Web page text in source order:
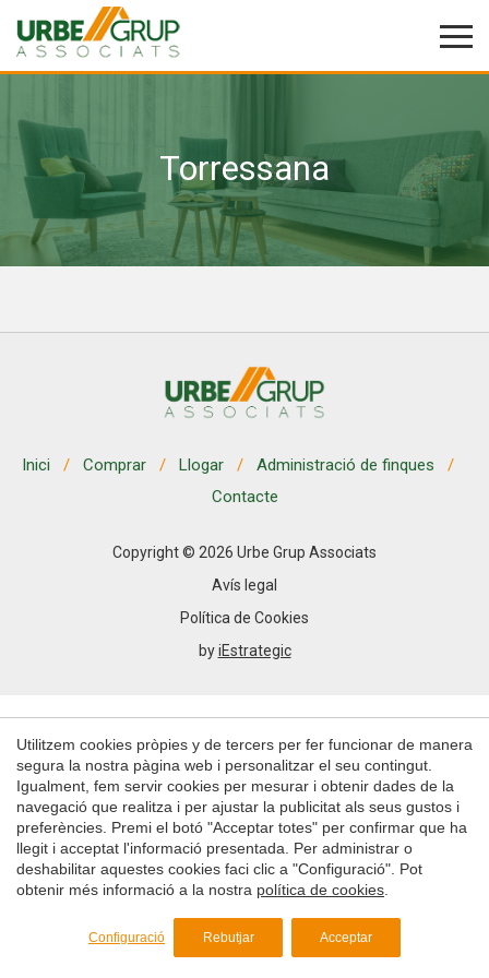
Torressana
Inici Comprar Llogar
Administració de finques
Contacte
Copyright © 2026 Urbe Grup Associats
Avís legal
Política de Cookies
byiEstrategic
Utilitzem cookies pròpies y de tercers per fer funcionar de manera
segura la nostra pàgina web i personalitzar el seu contingut.
Igualment, fem servir cookies per mesurar i obtenir dades de la
navegació que realitza i per ajustar la publicitat als seus gustos i
preferències. Premi el botó "Acceptar totes" per confirmar que ha
llegit i acceptat l'informació presentada. Per administrar o
deshabilitar aquestes cookies faci clic a "Configuració". Pot
obtenir més informació a la nostra política de cookies
Configuració Rebutjar Acceptar
Modificar cookies
Tècniques i funcionals
Sempre activades
de les mateixes. L'usuari té la possibilitat de configurar el
instal·lades al disc dur, encara que haurà de tenir en
compte que aquesta acció podrà ocasionar dificultats de
navegació de la pàgina web.
Analítiques i personalització
Permeten fer el seguiment i l'anàlisi del comportament
mesurament de l'activitat del web per a l'elaboració de
perfils de navegació dels usuaris per introduir millores en
funció de l'anàlisi de les dades d'ús que fan els usuaris del
servei. Permeten desar la informació de preferència de
l'usuari per millorar la qualitat dels nostres serveis i oferir
informació sobre les preferències i les eleccions personals
de l'usuari a través de l'observació continuada dels seus
hàbits de navegació. Gràcies a elles, podem conèixer els
hàbits de navegació al lloc web i mostrar publicitat
relacionada amb el perfil de navegació de l'usuari.
Guardar configuració Acceptar totes